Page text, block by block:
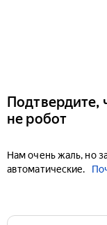
Подтвердите,
не робот
Нам очень жаль, но
автоматические.